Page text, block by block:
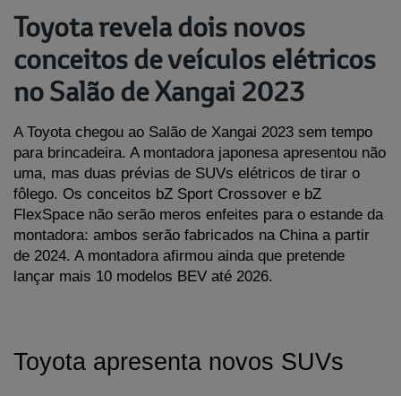
Toyota revela dois novos
conceitos de veículos elétricos
no Salão de Xangai 2023
A Toyota chegou ao Salão de Xangai 2023 sem tempo
para brincadeira. A montadora japonesa apresentou não
uma, mas duas prévias de SUVs elétricos de tirar o
fôlego. Os conceitos bZ Sport Crossover e bZ
FlexSpace não serão meros enfeites para o estande da
montadora: ambos serão fabricados na China a partir
de 2024. A montadora afirmou ainda que pretende
lançar mais 10 modelos BEV até 2026.
Toyota apresenta novos SUVs